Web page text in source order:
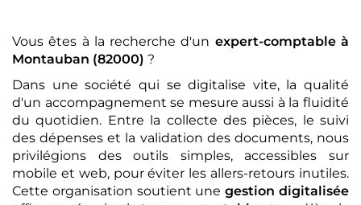
Vous êtes à la recherche d'un expert-comptable à
Montauban (82000) ?
Dans une société qui se digitalise vite, la qualité
d'un accompagnement se mesure aussi à la fluidité
du quotidien. Entre la collecte des pièces, le suivi
des dépenses et la validation des documents, nous
privilégions des outils simples, accessibles sur
mobile et web, pour éviter les allers-retours inutiles.
Cette organisation soutient unegestion digitalisée